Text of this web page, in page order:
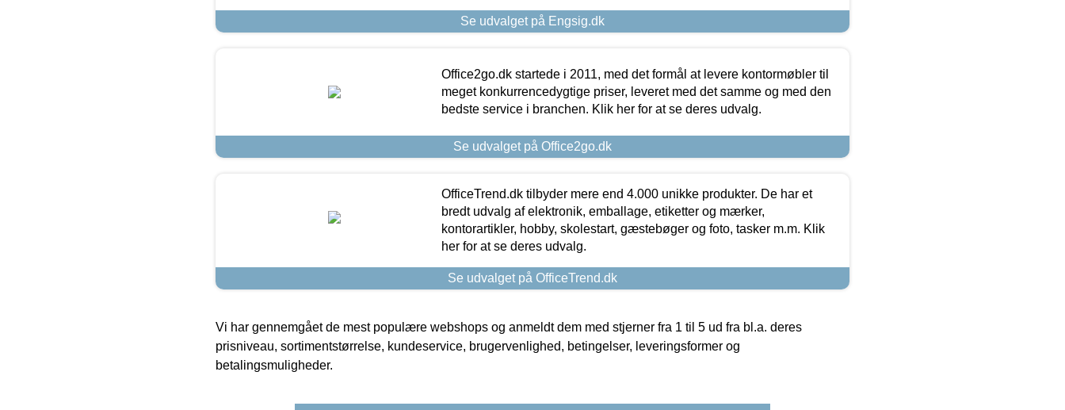
Se udvalget på Engsig.dk
Office2go.dk startede i 2011, med det formål at levere kontormøbler til
meget konkurrencedygtige priser, leveret med det samme og med den
bedste service i branchen. Klik her for at se deres udvalg.
Se udvalget på Office2go.dk
OfficeTrend.dk tilbyder mere end 4.000 unikke produkter. De har et
bredt udvalg af elektronik, emballage, etiketter og mærker,
kontorartikler, hobby, skolestart, gæstebøger og foto, tasker m.m. Klik
her for at se deres udvalg.
Se udvalget på OfficeTrend.dk
Vi har gennemgået de mest populære webshops og anmeldt dem med stjerner fra 1 til 5 ud fra bl.a. deres
prisniveau, sortimentstørrelse, kundeservice, brugervenlighed, betingelser, leveringsformer og
betalingsmuligheder.